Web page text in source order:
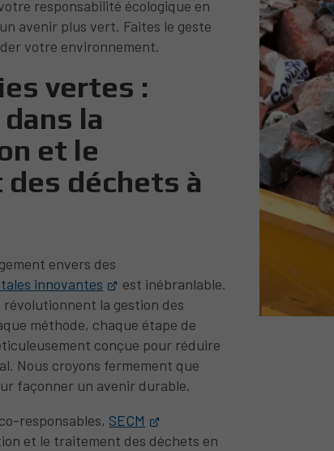
responsabilité écologique en
avenir plus vert. Faites le geste
votre environnement.
vertes :
la
et le
déchets à
envers des
innovantes
est inébranlable.
la gestion des
méthode, chaque étape de
conçue pour réduire
Nous croyons fermement que
façonner un avenir durable.
responsables, SECM
et le traitement des déchets en